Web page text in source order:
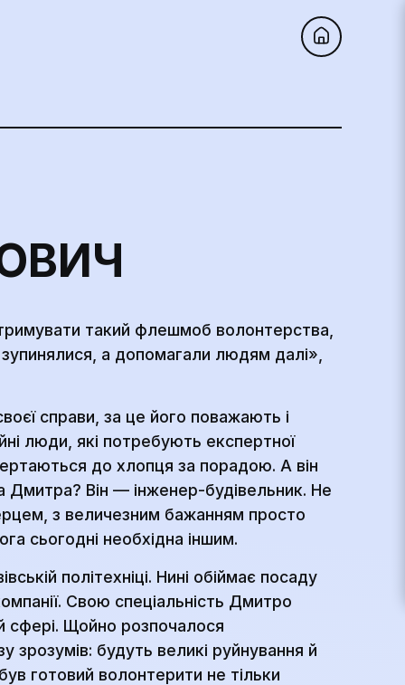
такий флешмоб волонтерства,
а допомагали людям далі»,
справи, за це його поважають і
люди, які потребують експертної
до хлопця за порадою. А він
Дмитра? Він — інженер-будівельник. Не
з величезним бажанням просто
сьогодні необхідна іншим.
політехніці. Нині обіймає посаду
Свою спеціальність Дмитро
сфері. Щойно розпочалося
зрозумів: будуть великі руйнування й
готовий волонтерити не тільки